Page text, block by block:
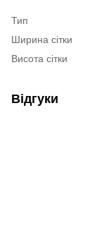
Тип
Ширина сітки
Висота сітки
Відгуки